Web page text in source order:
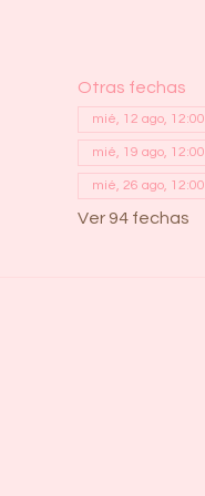
Otras fechas
mié, 12 ago, 12:00
mié, 19 ago, 12:00
mié, 26 ago, 12:00
Ver 94 fechas